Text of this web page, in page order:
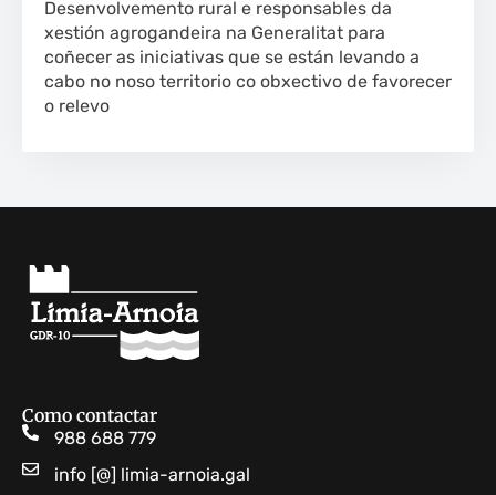
Desenvolvemento rural e responsables da
xestión agrogandeira na Generalitat para
coñecer as iniciativas que se están levando a
cabo no noso territorio co obxectivo de favorecer
o relevo
Como contactar
988 688 779
info [@] limia-arnoia.gal